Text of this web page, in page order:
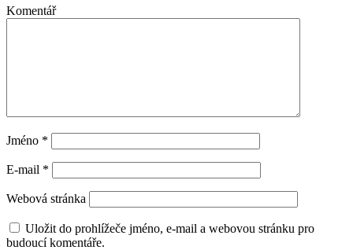
Komentář
Jméno *
E-mail *
Webová stránka
Uložit do prohlížeče jméno, e-mail a webovou stránku pro
budoucí komentáře.